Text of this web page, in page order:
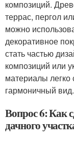
композиций.
террас, пергол
можно
декоративное
стать частью
композиций или
материалы легко
гармоничный вид.
Вопрос 6: Как
дачного